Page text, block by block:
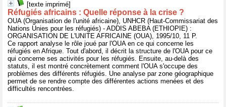
[texte imprimé]
Réfugiés africains : Quelle réponse à la crise ?
OUA (Organisation de l'unité africaine), UNHCR (Haut-Commissariat des
Nations Unies pour les réfugiés) - ADDIS ABEBA (ETHIOPIE) :
ORGANISATION DE L'UNITE AFRICAINE (OUA), 1995/10, 11 P.
Ce rapport analyse le rôle joué par l'OUA en ce qui concerne les
réfugiés en Afrique. Tout d'abord, il décrit la structure de l'OUA pour ce
qui concerne ses activités pour les réfugiés. Ensuite, au-delà des
statuts, il est montré concrètement comment l'OUA s'occupe des
problèmes des différents réfugiés. Une analyse par zone géographique
permet de se rendre compte des différentes actions menées et des
difficultés rencontrées.